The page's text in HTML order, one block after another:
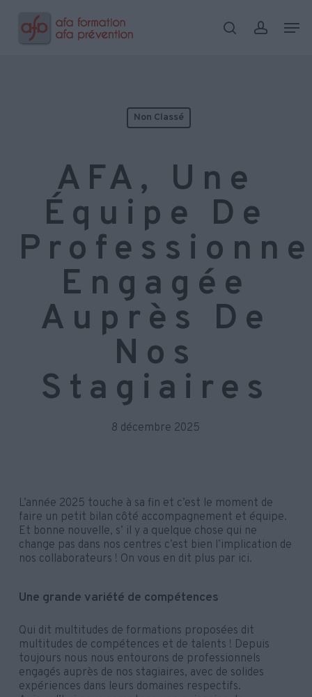
main
content
searchaccount
Non Classé
AFA, Une
Équipe De
Engagée
Auprès De
Nos
Stagiaires
8 décembre 2025
L’année 2025 touche à sa fin et c’est le moment de
faire un petit bilan côté accompagnement et équipe.
Et bonne nouvelle, s’ il y a quelque chose qui ne
change pas dans nos centres c’est bien l’implication de
nos collaborateurs ! On vous en dit plus par ici.
Une grande variété de compétences
Qui dit multitudes de formations proposées dit
multitudes de compétences et de talents ! Depuis
toujours nous nous entourons de professionnels
engagés auprès de nos stagiaires, avec de solides
expériences dans leurs domaines respectifs.